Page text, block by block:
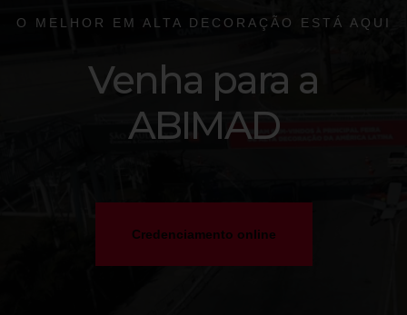
O MELHOR EM ALTA DECORAÇÃO ESTÁ AQUI
Venha para a
ABIMAD
Credenciamento online